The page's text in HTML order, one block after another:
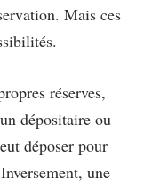
Mais ces
réserves,
dépositaire ou
déposer pour
une